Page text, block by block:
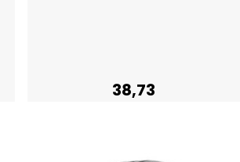
38,73